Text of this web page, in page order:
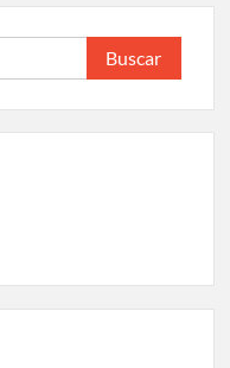
Buscar: